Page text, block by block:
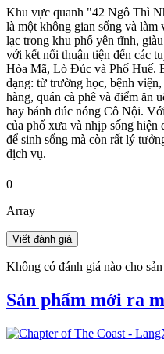
Khu vực quanh "42 Ngô Thì
là một không gian sống và
lạc trong khu phố yên tĩnh,
với kết nối thuận tiện đến các
Hòa Mã, Lò Đúc và Phố Huế.
dạng: từ trường học, bệnh
hàng, quán cà phê và điểm ăn
hay bánh đúc nóng Cô Nội.
của phố xưa và nhịp sống
để sinh sống mà còn rất lý
dịch vụ.
0
Array
Không có đánh giá nào cho
Sản phẩm mới ra